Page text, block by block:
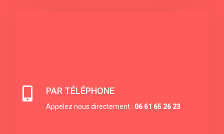
 PAR TÉLÉPHONE
Appelez nous directement : 06 61 65 26 23